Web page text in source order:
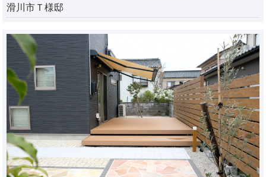
滑川市Ｔ様邸